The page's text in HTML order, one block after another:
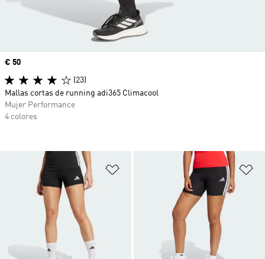
Añadir a la lista de deseos
Precio
€ 50
(23)
Mallas cortas de running adi365 Climacool
Mujer Performance
4 colores